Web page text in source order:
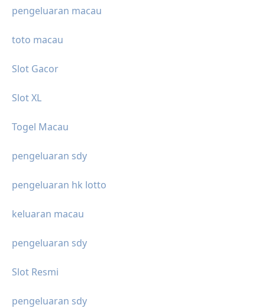
pengeluaran macau
toto macau
Slot Gacor
Slot XL
Togel Macau
pengeluaran sdy
pengeluaran hk lotto
keluaran macau
pengeluaran sdy
Slot Resmi
pengeluaran sdy